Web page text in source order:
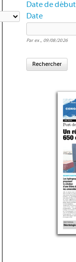
Date de début
Date
Par ex., 09/08/2026